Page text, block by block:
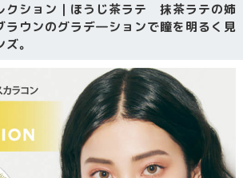
クション｜ほうじ茶ラテ 抹茶ラテの姉
ラウンのグラデ―ションで瞳を明るく見
。